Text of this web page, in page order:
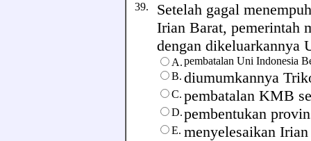
39. Setelah gagal
Irian Barat, pemerintah
dengan dikeluarkannya
A.pembatalan Uni Indonesia
B. diumumkannya
C. pembatalan KMB
D.pembentukan
E. menyelesaikan